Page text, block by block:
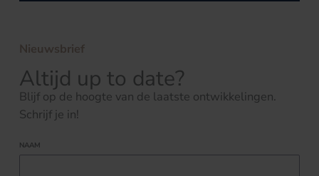
Nieuwsbrief
Altijd up to date?
Blijf op de hoogte van de laatste ontwikkelingen.
Schrijf je in!
NAAM